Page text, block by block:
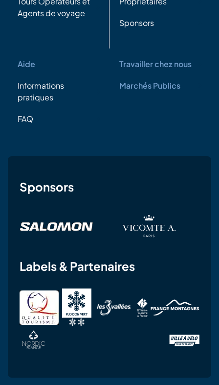
Agents de voyage
Sponsors
Aide
Informations
pratiques
FAQ
Travailler chez nous
Marchés Publics
Sponsors
Labels & Partenaires